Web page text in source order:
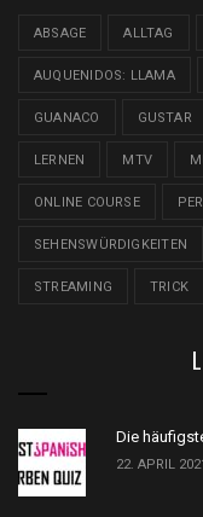
ABSAGE ALLTAG
AUQUENIDOS: LLAMA
GUANACO GUSTAR
LERNEN MTV
ONLINE COURSE
SEHENSWÜRDIGKEITEN
STREAMING TRICK
Die
22. APRIL